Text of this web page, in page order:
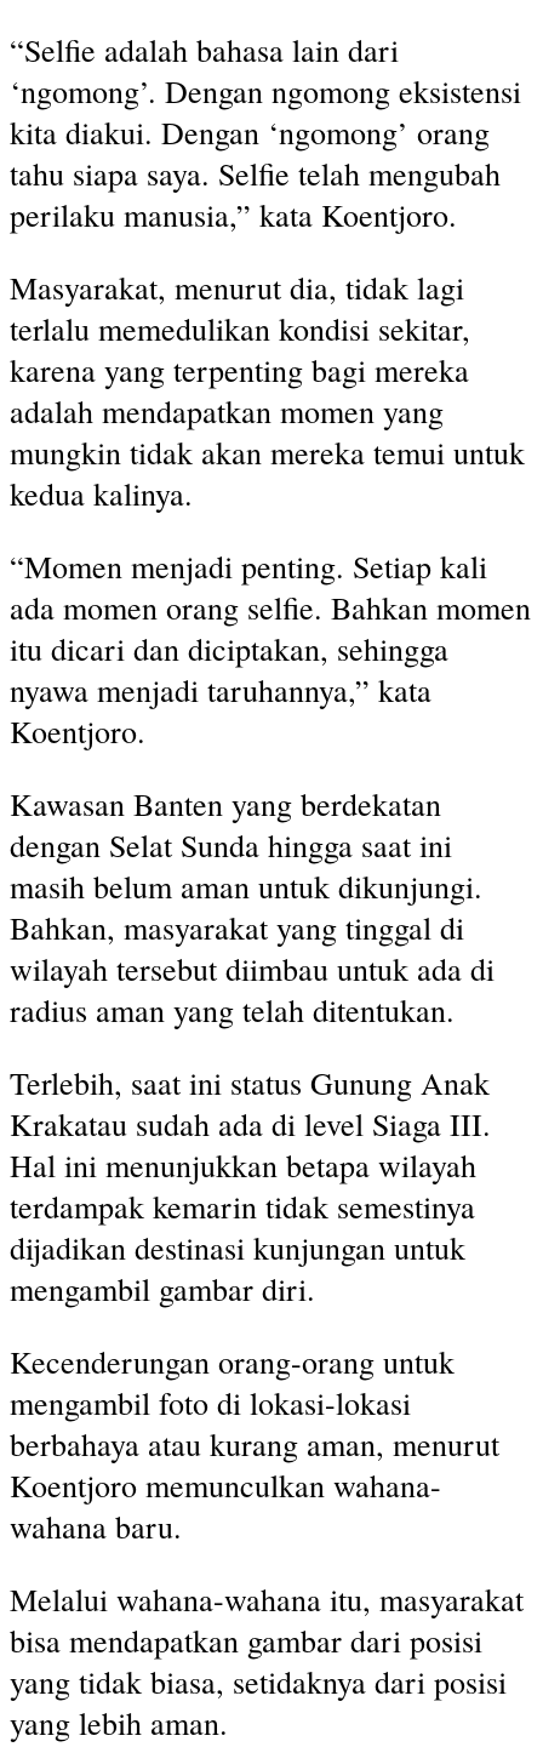
“Selfie adalah bahasa lain dari
‘ngomong’. Dengan ngomong eksistensi
kita diakui. Dengan ‘ngomong’ orang
tahu siapa saya. Selfie telah mengubah
perilaku manusia,” kata Koentjoro.
Masyarakat, menurut dia, tidak lagi
terlalu memedulikan kondisi sekitar,
karena yang terpenting bagi mereka
adalah mendapatkan momen yang
mungkin tidak akan mereka temui untuk
kedua kalinya.
“Momen menjadi penting. Setiap kali
ada momen orang selfie. Bahkan momen
itu dicari dan diciptakan, sehingga
nyawa menjadi taruhannya,” kata
Koentjoro.
Kawasan Banten yang berdekatan
dengan Selat Sunda hingga saat ini
masih belum aman untuk dikunjungi.
Bahkan, masyarakat yang tinggal di
wilayah tersebut diimbau untuk ada di
radius aman yang telah ditentukan.
Terlebih, saat ini status Gunung Anak
Krakatau sudah ada di level Siaga III.
Hal ini menunjukkan betapa wilayah
terdampak kemarin tidak semestinya
dijadikan destinasi kunjungan untuk
mengambil gambar diri.
Kecenderungan orang-orang untuk
mengambil foto di lokasi-lokasi
berbahaya atau kurang aman, menurut
Koentjoro memunculkan wahana-
wahana baru.
Melalui wahana-wahana itu, masyarakat
bisa mendapatkan gambar dari posisi
yang tidak biasa, setidaknya dari posisi
yang lebih aman.